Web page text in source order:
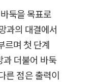
둑을 목표로
과의 대결에서
르며 첫 단계
더불어 바둑
른 점은 출력이